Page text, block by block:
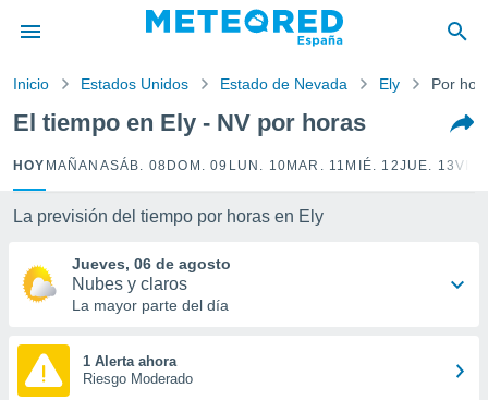
por
para
que se
calidad.
a este
y
digital
basada
Inicio Estados Unidos Estado de Nevada Ely Por
El tiempo en Ely - NV por horas
HOY MAÑANASÁB. 08 DOM. 09 LUN. 10 MAR. 11 MIÉ. 12JUE. 13VIE.
La previsión del tiempo por horas en Ely
Jueves, 06 de agosto
Nubes y claros
La mayor parte del día
1 Alerta ahora
Riesgo Moderado